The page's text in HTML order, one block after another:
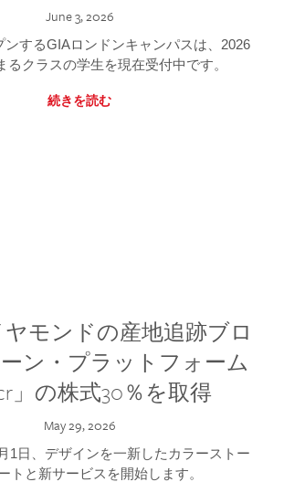
June 3, 2026
ンするGIAロンドンキャンパスは、2026
るクラスの学生を現在受付中です。
続きを読む
ヤモンドの産地追跡ブロ
ン・プラットフォーム
」の株式30％を取得
May 29, 2026
1日、デザインを一新したカラーストー
トと新サービスを開始します。